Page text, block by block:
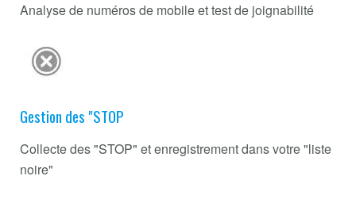
Analyse de numéros de mobile et test de joignabilité
Gestion des "STOP
Collecte des "STOP" et enregistrement dans votre "liste
noire"